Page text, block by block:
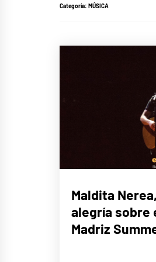
Categoría: MÚSICA
Maldita
alegría sobre
Madriz